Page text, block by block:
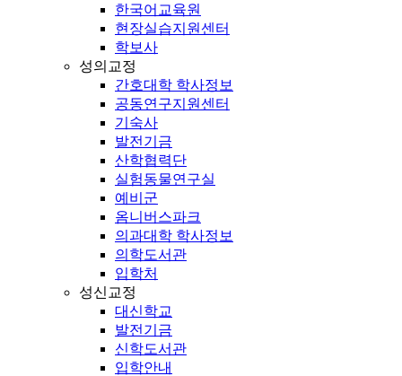
한국어교육원
현장실습지원센터
학보사
성의교정
간호대학 학사정보
공동연구지원센터
기숙사
발전기금
산학협력단
실험동물연구실
예비군
옴니버스파크
의과대학 학사정보
의학도서관
입학처
성신교정
대신학교
발전기금
신학도서관
입학안내